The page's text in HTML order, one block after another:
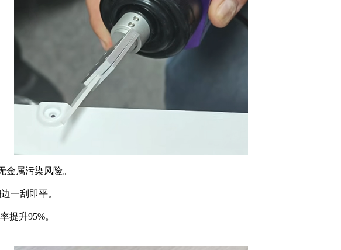
金属污染风险。
一刮即平。
提升95%。